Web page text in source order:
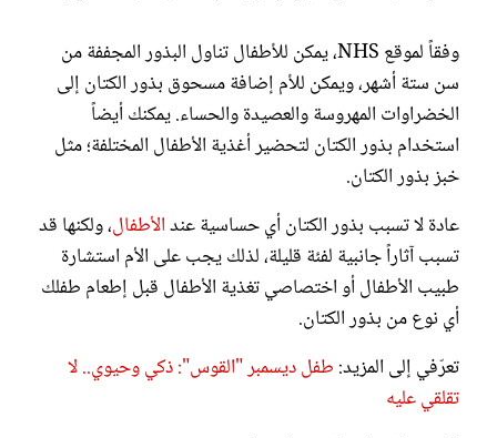
وفقاً لموقع NHS، يمكن للأطفال تناول البذور المجففة من
سن ستة أشهر، ويمكن للأم إضافة مسحوق بذور الكتان إلى
الخضراوات المهروسة والعصيدة والحساء. يمكنك أيضاً
استخدام بذور الكتان لتحضير أغذية الأطفال المختلفة؛ مثل
خبز بذور الكتان.
عادة لا تسبب بذور الكتان أي حساسية عندالأطفال، ولكنها قد
تسبب آثاراً جانبية لفئة قليلة، لذلك يجب على الأم استشارة
طبيب الأطفال أو اختصاصي تغذية الأطفال قبل إطعام طفلك
أي نوع من بذور الكتان.
تعرّفي إلى المزيد: طفل ديسمبر "القوس": ذكي وحيوي.. لا
تقلقي عليه